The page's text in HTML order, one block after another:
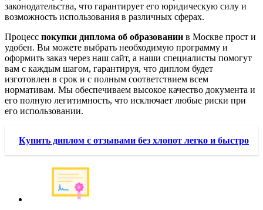
законодательства, что гарантирует его юридическую силу и
возможность использования в различных сферах.
Процесс покупки диплома об образовании в Москве прост и
удобен. Вы можете выбрать необходимую программу и
оформить заказ через наш сайт, а наши специалисты помогут
вам с каждым шагом, гарантируя, что диплом будет
изготовлен в срок и с полным соответствием всем
нормативам. Мы обеспечиваем высокое качество документа и
его полную легитимность, что исключает любые риски при
его использовании.
Купить диплом с отзывами без хлопот легко и быстро